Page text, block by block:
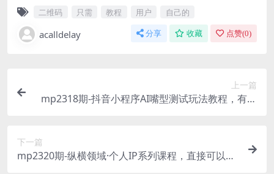
二维码 只需 教程 用户 自己的
acalldelay 分享 收藏 点赞(0)
上一篇
mp2318期-抖音小程序AI嘴型测试玩法教程，有人
下一篇
mp2320期-纵横领域·个人IP系列课程，直接可以使